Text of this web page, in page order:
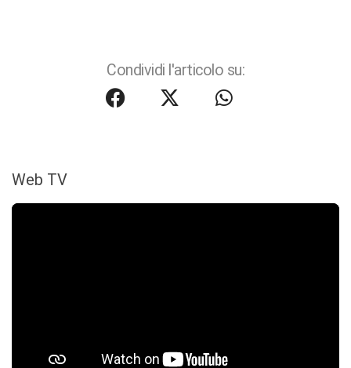
Condividi l'articolo su:
Web TV